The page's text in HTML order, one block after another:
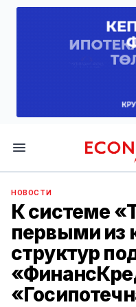
НОВОСТИ
К системе
первыми из
структур